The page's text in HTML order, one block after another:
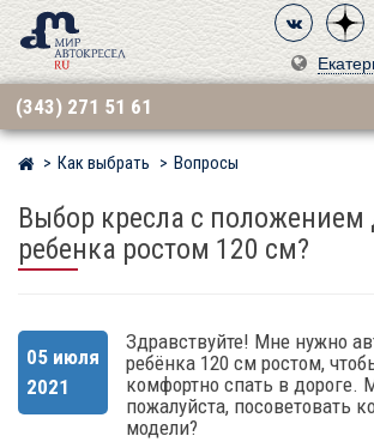
(343) 271 51 61
Мир детских автокресел
Как выбрать Вопросы
Выбор кресла с положением
ребенка ростом 120 см?
05 июля
2021
Здравствуйте! Мне нужно
ребёнка 120 см ростом,
комфортно спать в дороге.
пожалуйста, посоветовать
модели?